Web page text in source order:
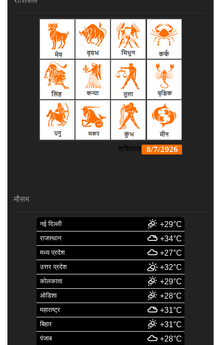
मौसम
नई दिल्ली +29°C
राजस्थान +34°C
मध्य प्रदेश +27°C
उत्तर प्रदेश +32°C
कोलकाता +29°C
ओडिशा +28°C
महाराष्ट्र +31°C
बिहार +31°C
पंजाब +28°C